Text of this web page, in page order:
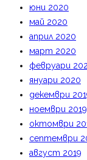
юни 2020
май 2020
април 2020
март 2020
февруари
януари 2020
декември
ноември 2019
октомври
септември
август 2019